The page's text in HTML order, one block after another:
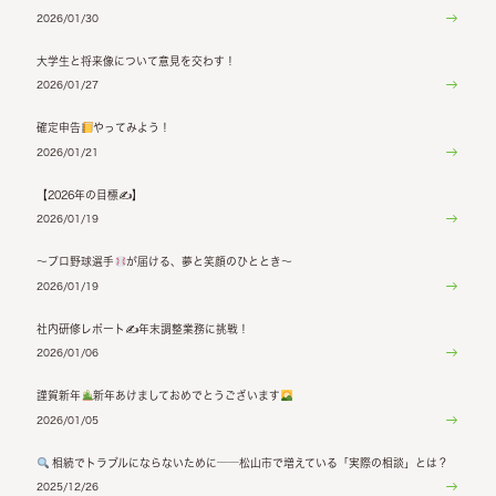
2026/01/30
大学生と将来像について意見を交わす！
2026/01/27
確定申告 やってみよう！
2026/01/21
【2026年の目標✍】
2026/01/19
〜プロ野球選手 が届ける、夢と笑顔のひととき〜
2026/01/19
社内研修レポート✍年末調整業務に挑戦！
2026/01/06
謹賀新年 新年あけましておめでとうございます
2026/01/05
相続でトラブルにならないために──松山市で増えている「実際の相談」とは？
2025/12/26